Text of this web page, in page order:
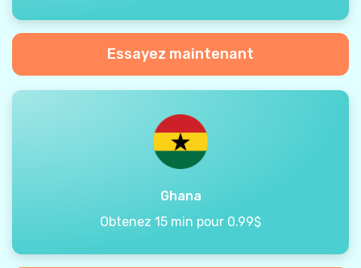
Essayez maintenant
Ghana
Obtenez 15 min pour 0.99$